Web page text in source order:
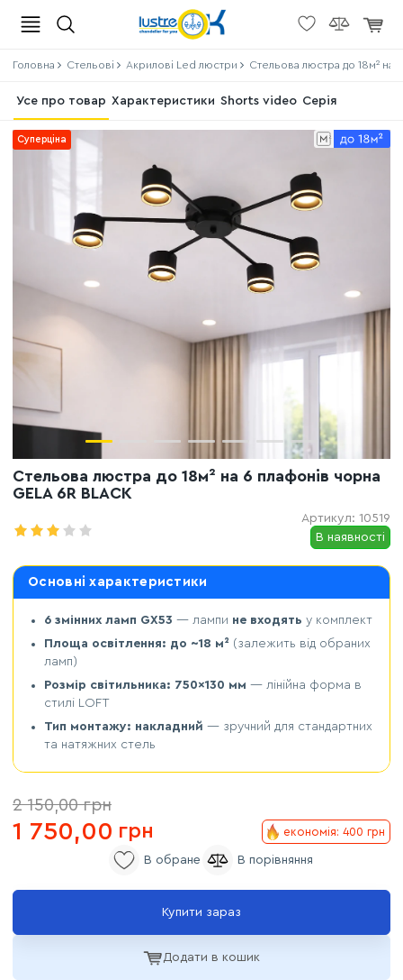
Головна Стельові Акрилові Led люстри Стельова люстра до 18м² на
Усе про товар Характеристики Shorts video Серія
Суперціна
Стельова люстра до 18м² на 6 плафонів чорна
GELA 6R BLACK
Артикул: 10519
В наявності
Основні характеристики
6 змінних ламп GX53 — лампи не входять у комплект
Площа освітлення: до ~18 м² (залежить від обраних
ламп)
Розмір світильника: 750×130 мм — лінійна форма в
стилі LOFT
Тип монтажу: накладний — зручний для стандартних
та натяжних стель
2 150,00 грн
1 750,00 грн економія: 400 грн
Додати в кошик
Купити зараз